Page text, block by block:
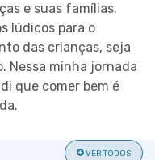
e suas famílias.
lúdicos para o
das crianças, seja
Nessa minha jornada
que comer bem é
VER TODOS